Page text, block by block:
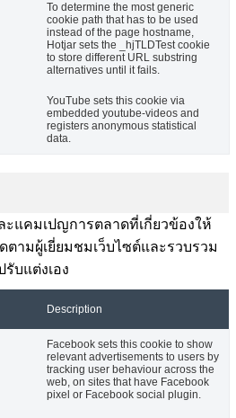
To determine the most generic
cookie path that has to be used
instead of the page hostname,
Hotjar sets the _hjTLDTest cookie
to store different URL substring
alternatives until it fails.
YouTube sets this cookie via
embedded youtube-videos and
registers anonymous statistical
data.
แคมเปญการตลาดที่เกี่ยวข้องให้
ามผู้เยี่ยมชมเว็บไซต์และรวบรวม
บแต่งเอง
Description
Facebook sets this cookie to show
relevant advertisements to users by
tracking user behaviour across the
web, on sites that have Facebook
pixel or Facebook social plugin.